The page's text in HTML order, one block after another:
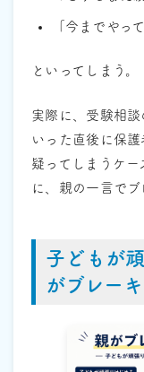
「今までやっ
といってしまう。
実際に、受験相
いった直後に保
疑ってしまうケー
に、親の一言でブ
子どもが
がブレー